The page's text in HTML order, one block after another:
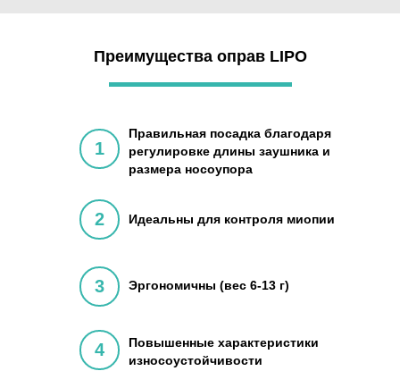
Преимущества оправ LIPO
Правильная посадка благодаря
регулировке длины заушника и
размера носоупора
Идеальны для контроля миопии
Эргономичны (вес 6-13 г)
1
2
3
Повышенные характеристики
износоустойчивости
4